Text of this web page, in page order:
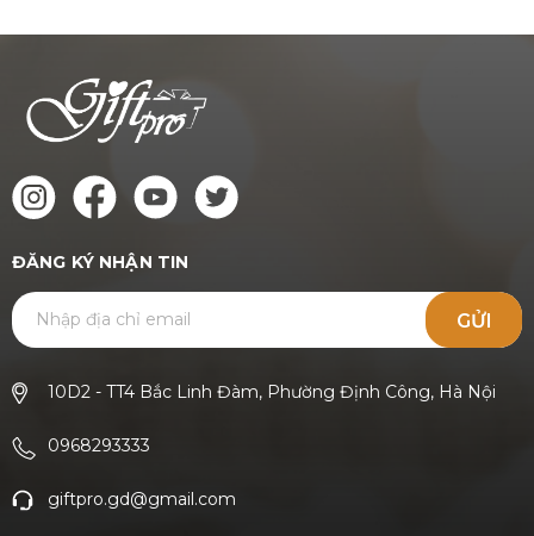
ĐĂNG KÝ NHẬN TIN
GỬI
10D2 - TT4 Bắc Linh Đàm, Phường Định Công, Hà Nội
0968293333
giftpro.gd@gmail.com